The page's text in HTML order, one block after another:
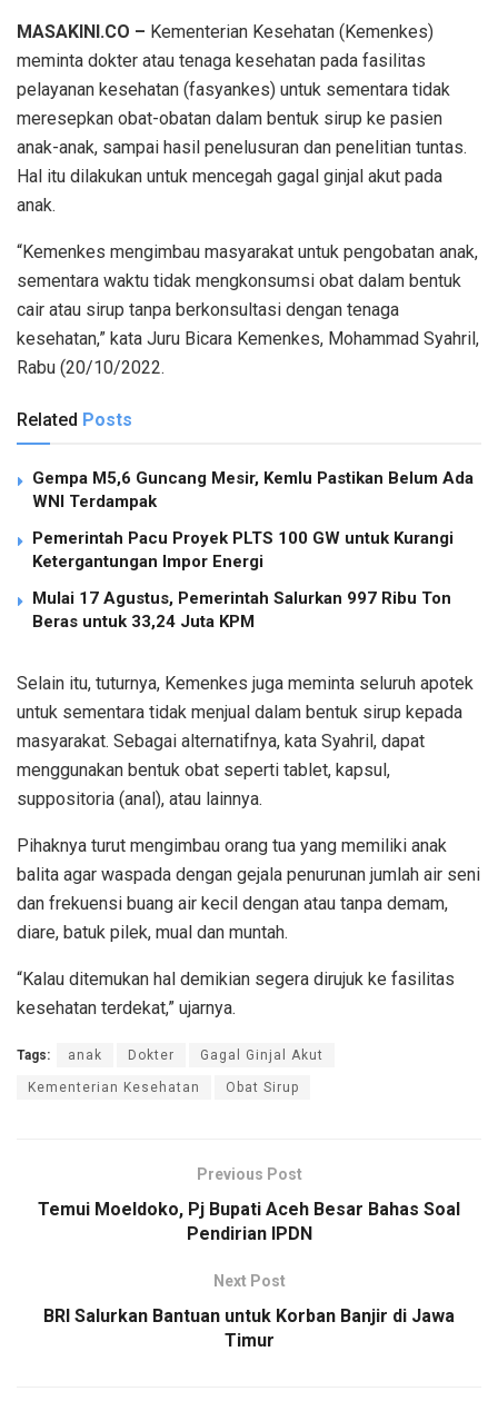
MASAKINI.CO – Kementerian Kesehatan (Kemenkes)
meminta dokter atau tenaga kesehatan pada fasilitas
pelayanan kesehatan (fasyankes) untuk sementara tidak
meresepkan obat-obatan dalam bentuk sirup ke pasien
anak-anak, sampai hasil penelusuran dan penelitian tuntas.
Hal itu dilakukan untuk mencegah gagal ginjal akut pada
anak.
“Kemenkes mengimbau masyarakat untuk pengobatan anak,
sementara waktu tidak mengkonsumsi obat dalam bentuk
cair atau sirup tanpa berkonsultasi dengan tenaga
kesehatan,” kata Juru Bicara Kemenkes, Mohammad Syahril,
Rabu (20/10/2022.
Related Posts
Gempa M5,6 Guncang Mesir, Kemlu Pastikan Belum Ada
WNI Terdampak
Pemerintah Pacu Proyek PLTS 100 GW untuk Kurangi
Ketergantungan Impor Energi
Mulai 17 Agustus, Pemerintah Salurkan 997 Ribu Ton
Beras untuk 33,24 Juta KPM
Selain itu, tuturnya, Kemenkes juga meminta seluruh apotek
untuk sementara tidak menjual dalam bentuk sirup kepada
masyarakat. Sebagai alternatifnya, kata Syahril, dapat
menggunakan bentuk obat seperti tablet, kapsul,
suppositoria (anal), atau lainnya.
Pihaknya turut mengimbau orang tua yang memiliki anak
balita agar waspada dengan gejala penurunan jumlah air seni
dan frekuensi buang air kecil dengan atau tanpa demam,
diare, batuk pilek, mual dan muntah.
“Kalau ditemukan hal demikian segera dirujuk ke fasilitas
kesehatan terdekat,” ujarnya.
Tags: anak Dokter Gagal Ginjal Akut
Kementerian Kesehatan Obat Sirup
Previous Post
Temui Moeldoko, Pj Bupati Aceh Besar Bahas Soal
Pendirian IPDN
Next Post
BRI Salurkan Bantuan untuk Korban Banjir di Jawa
Timur